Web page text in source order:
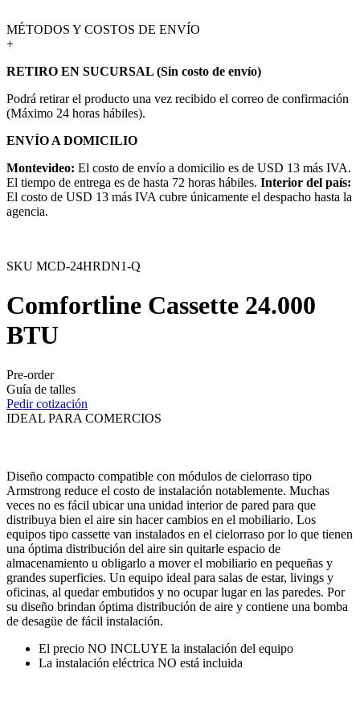
MÉTODOS Y COSTOS DE ENVÍO
+
RETIRO EN SUCURSAL (Sin costo de envío)
Podrá retirar el producto una vez recibido el correo de confirmación
(Máximo 24 horas hábiles).
ENVÍO A DOMICILIO
Montevideo: El costo de envío a domicilio es de USD 13 más IVA.
El tiempo de entrega es de hasta 72 horas hábiles. Interior del país:
El costo de USD 13 más IVA cubre únicamente el despacho hasta la
agencia.
SKU MCD-24HRDN1-Q
Comfortline Cassette 24.000
BTU
Pre-order
Guía de talles
Pedir cotización
IDEAL PARA COMERCIOS
Diseño compacto compatible con módulos de cielorraso tipo
Armstrong reduce el costo de instalación notablemente. Muchas
veces no es fácil ubicar una unidad interior de pared para que
distribuya bien el aire sin hacer cambios en el mobiliario. Los
equipos tipo cassette van instalados en el cielorraso por lo que tienen
una óptima distribución del aire sin quitarle espacio de
almacenamiento u obligarlo a mover el mobiliario en pequeñas y
grandes superficies. Un equipo ideal para salas de estar, livings y
oficinas, al quedar embutidos y no ocupar lugar en las paredes. Por
su diseño brindan óptima distribución de aire y contiene una bomba
de desagüe de fácil instalación.
El precio NO INCLUYE la instalación del equipo
La instalación eléctrica NO está incluida